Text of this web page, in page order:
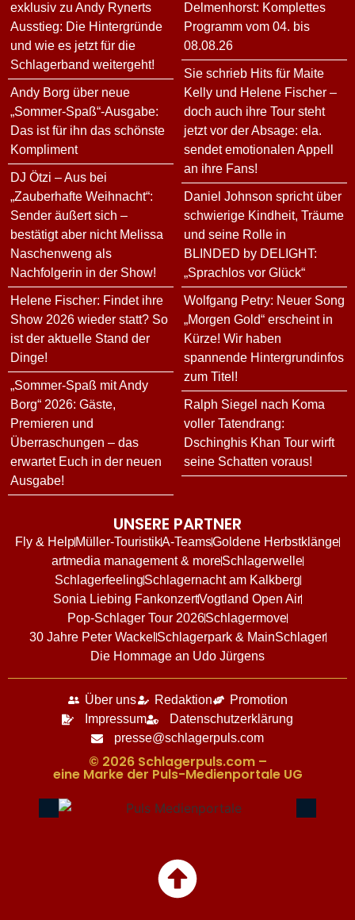
exklusiv zu Andy Rynerts
Ausstieg: Die Hintergründe
und wie es jetzt für die
Schlagerband weitergeht!
Andy Borg über neue
„Sommer-Spaß“-Ausgabe:
Das ist für ihn das schönste
Kompliment
DJ Ötzi – Aus bei
„Zauberhafte Weihnacht“:
Sender äußert sich –
bestätigt aber nicht Melissa
Naschenweng als
Nachfolgerin in der Show!
Helene Fischer: Findet ihre
Show 2026 wieder statt? So
ist der aktuelle Stand der
Dinge!
„Sommer-Spaß mit Andy
Borg“ 2026: Gäste,
Premieren und
Überraschungen – das
erwartet Euch in der neuen
Ausgabe!
Delmenhorst: Komplettes
Programm vom 04. bis
08.08.26
Sie schrieb Hits für Maite
Kelly und Helene Fischer –
doch auch ihre Tour steht
jetzt vor der Absage: ela.
sendet emotionalen Appell
an ihre Fans!
Daniel Johnson spricht über
schwierige Kindheit, Träume
und seine Rolle in
BLINDED by DELIGHT:
„Sprachlos vor Glück“
Wolfgang Petry: Neuer Song
„Morgen Gold“ erscheint in
Kürze! Wir haben
spannende Hintergrundinfos
zum Titel!
Ralph Siegel nach Koma
voller Tatendrang:
Dschinghis Khan Tour wirft
seine Schatten voraus!
UNSERE PARTNER
Fly & HelpMüller-TouristikA-TeamsGoldene Herbstklänge
artmedia management & moreSchlagerwelle
SchlagerfeelingSchlagernacht am Kalkberg
Sonia Liebing FankonzertVogtland Open Air
Pop-Schlager Tour 2026Schlagermove
30 Jahre Peter Wackel Schlagerpark & MainSchlager
Die Hommage an Udo Jürgens
Über uns Redaktion
Promotion
Impressum
Datenschutzerklärung
presse@schlagerpuls.com
© 2026 Schlagerpuls.com –
eine Marke der Puls-Medienportale UG​